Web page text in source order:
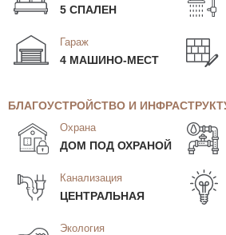
5 СПАЛЕН
Гараж
4 МАШИНО-МЕСТ
БЛАГОУСТРОЙСТВО И
Охрана
ДОМ ПОД ОХРАНОЙ
Канализация
ЦЕНТРАЛЬНАЯ
Экология